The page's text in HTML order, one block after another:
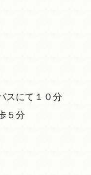
スにて１０分
５分